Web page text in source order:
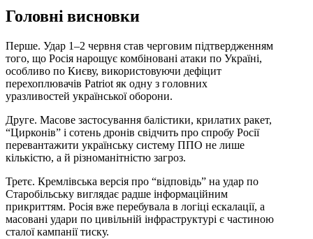
Головні висновки
Перше. Удар 1–2 червня став черговим підтвердженням
того, що Росія нарощує комбіновані атаки по Україні,
особливо по Києву, використовуючи дефіцит
перехоплювачів Patriot як одну з головних
уразливостей української оборони.
Друге. Масове застосування балістики, крилатих ракет,
“Цирконів” і сотень дронів свідчить про спробу Росії
перевантажити українську систему ППО не лише
кількістю, а й різноманітністю загроз.
Третє. Кремлівська версія про “відповідь” на удар по
Старобільську виглядає радше інформаційним
прикриттям. Росія вже перебувала в логіці ескалації, а
масовані удари по цивільній інфраструктурі є частиною
сталої кампанії тиску.